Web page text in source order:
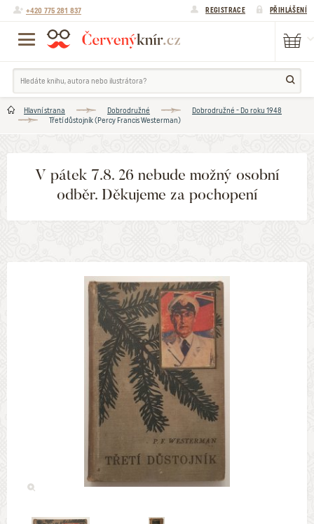
+420 775 281 837 REGISTRACE PŘIHLÁŠENÍ
Hlavní strana Dobrodružné
Dobrodružné - Do roku 1948
Třetí důstojník (Percy Francis Westerman)
V pátek 7.8. 26 nebude možný osobní
odběr. Děkujeme za pochopení